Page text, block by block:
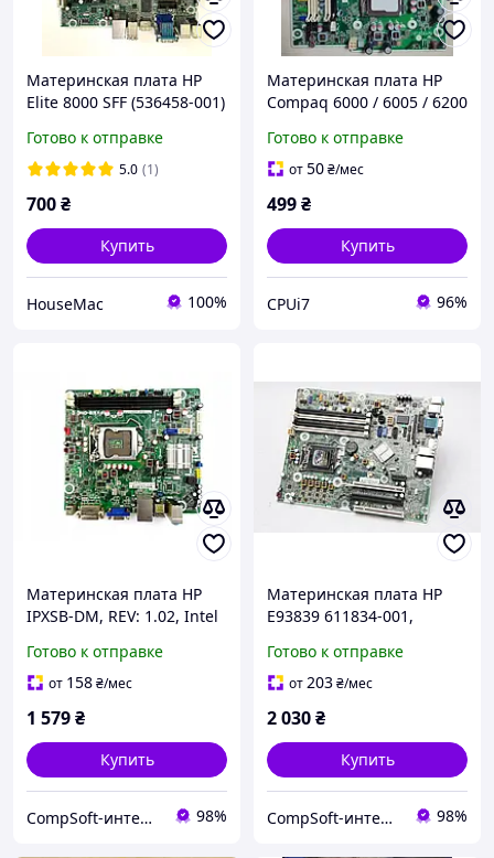
Материнская плата HP
Elite 8000 SFF (536458-001)
4×DDR3
Готово к отправке
5.0 (1)
700₴
Купить
HouseMac 100%
Материнская плата HP
Compaq 6000 / 6005 / 6200
LGA 775 / 4xDDR3 )
Готово к отправке
от50₴/мес
499₴
Купить
CPUi7 96%
Материнская плата HP
IPXSB-DM, REV: 1.02, Intel
Готово к отправке
от 158₴/мес
1 579₴
Купить
CompSoft-интернет магазин компьютерных комплектующих 98%
Материнская плата HP
E93839 611834-001,
Compaq 8200 Elite SFF)
s1155 БУ
Готово к отправке
от203₴/мес
2 030₴
Купить
CompSoft-интернет магазин компьютерных комплектующих 98%